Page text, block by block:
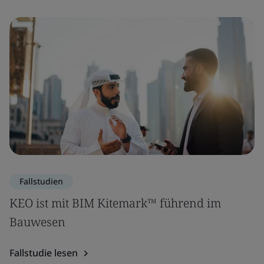
Fallstudien
KEO ist mit BIM Kitemark™ führend im
Bauwesen
Fallstudie lesen